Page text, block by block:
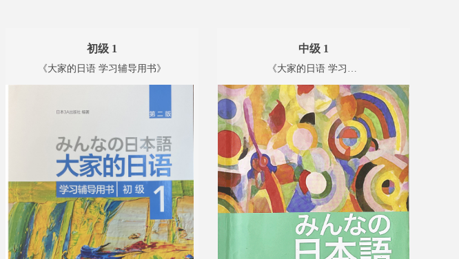
初级 1
《大家的日语 学习辅导用书》 《大家的日语 学习辅导用书》
中级 1